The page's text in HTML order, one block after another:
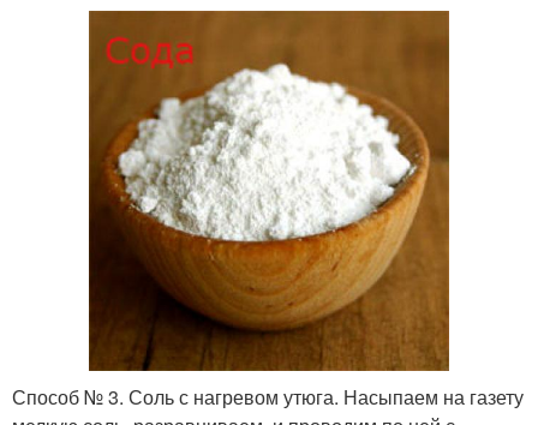
Способ № 3. Соль с нагревом утюга. Насыпаем на газету